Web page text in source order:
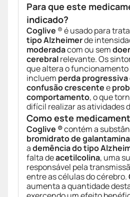
Para que este
indicado?
Coglive ® é usado para
tipo Alzheimerde
moderadacom ou sem
cerebralrelevante. Os
que altera o funcionamento
incluem perda progressiva
confusão crescentee
comportamento, o que
difícil realizar as atividades
Como este
Coglive ®contém a
bromidrato de galantamina
ademência do tipo
falta deacetilcolina, uma
responsável pela
entre as células do cérebro.
aumenta a quantidade